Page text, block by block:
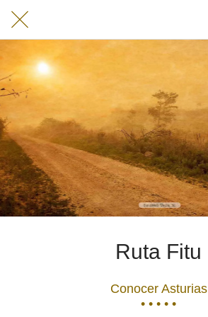
Ruta Fitu
Conocer Asturias
• • • • •